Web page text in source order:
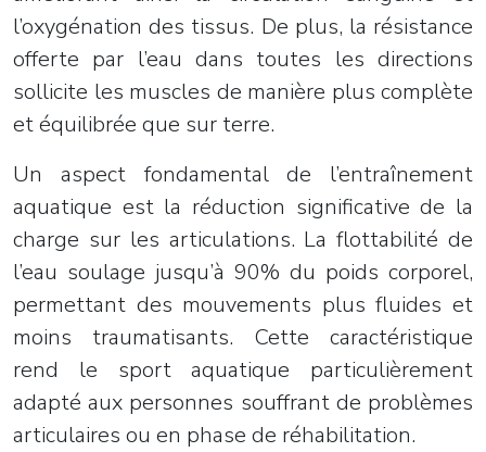
l’oxygénation des tissus. De plus, la résistance
offerte par l’eau dans toutes les directions
sollicite les muscles de manière plus complète
et équilibrée que sur terre.
Un aspect fondamental de l’entraînement
aquatique est la réduction significative de la
charge sur les articulations. La flottabilité de
l’eau soulage jusqu’à 90% du poids corporel,
permettant des mouvements plus fluides et
moins traumatisants. Cette caractéristique
rend le sport aquatique particulièrement
adapté aux personnes souffrant de problèmes
articulaires ou en phase de réhabilitation.